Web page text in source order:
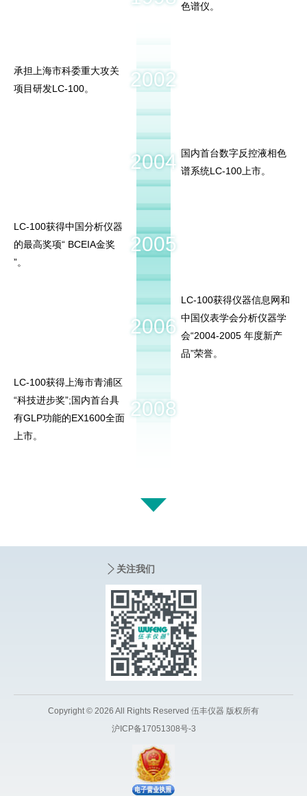
色谱仪。
2002
承担上海市科委重大攻关
项目研发LC-100。
2004 国内首台数字反控液相色
谱系统LC-100上市。
2005
LC-100获得中国分析仪器
的最高奖项“ BCEIA金奖
”。
2006
LC-100获得仪器信息网和
中国仪表学会分析仪器学
会“2004-2005 年度新产
品”荣誉。
2008
LC-100获得上海市青浦区
“科技进步奖”;国内首台具
有GLP功能的EX1600全面
上市。
2009
2013
国内首台智能化自动进样
器 Arcus 5成功研发并投
2014
谱系统EX1700S-HPLC投
放市场。
关注我们
Copyright © 2026 All Rights Reserved 伍丰仪器 版权所有
沪ICP备17051308号-3